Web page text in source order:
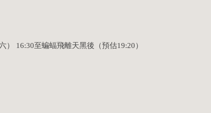
） 16:30至蝙蝠飛離天黑後（預估19:20）